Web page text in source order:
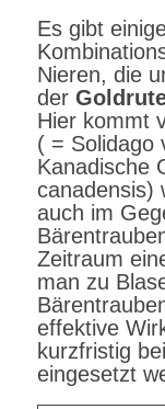
Es gibt
Nieren, die
der
Hier kommt
( = Solidago
Kanadische
canadensis)
auch im
Zeitraum
man zu
effektive
kurzfristig
eingesetzt